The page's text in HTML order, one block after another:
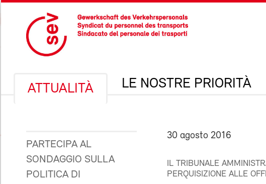
ATTUALITÀ LE NOSTRE PRIORITÀ
PARTECIPA AL
SONDAGGIO SULLA
POLITICA DI
30 agosto 2016
IL TRIBUNALE
PERQUISIZIONE ALLE